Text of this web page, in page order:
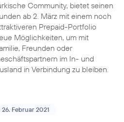
Community, bietet seinen
ab 2. März mit einem noch
Prepaid-Portfolio
Möglichkeiten, um mit
Freunden oder
im In- und
in Verbindung zu bleiben.
26. Februar 2021